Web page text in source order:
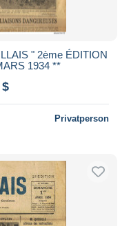
" 2ème ÉDITION
1934 **
Privatperson